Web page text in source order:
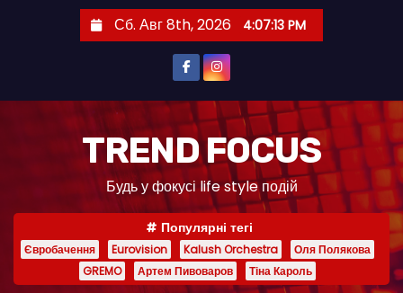
Сб. Авг 8th, 2026 4:07:13 PM
TREND FOCUS
Будь у фокусі life style подій
Популярні тегі
Євробачення Eurovision Kalush Orchestra
Оля Полякова
GREMO
Артем Пивоваров Тіна Кароль